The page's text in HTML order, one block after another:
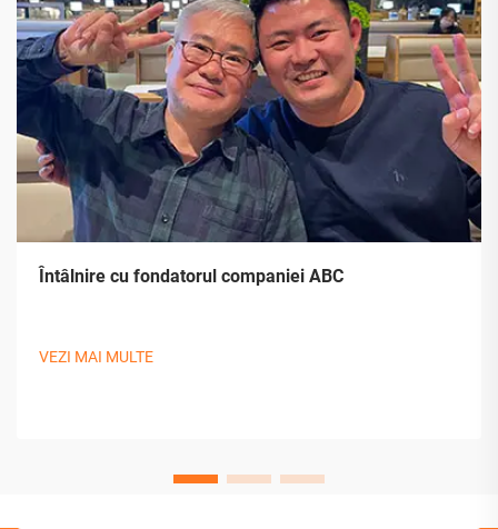
Întâlnire cu fondatorul companiei ABC
VEZI MAI MULTE